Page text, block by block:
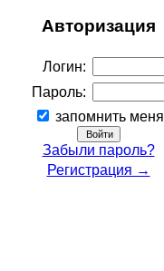
Авторизация
Логин:
Пароль:
запомнить меня
Забыли пароль?
Регистрация →